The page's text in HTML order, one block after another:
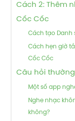
Cách 2: Thêm
Cốc Cốc
Cách tạo Danh
Cách hẹn giờ
Cốc Cốc
Câu hỏi
Một số app
Nghe nhạc
không?